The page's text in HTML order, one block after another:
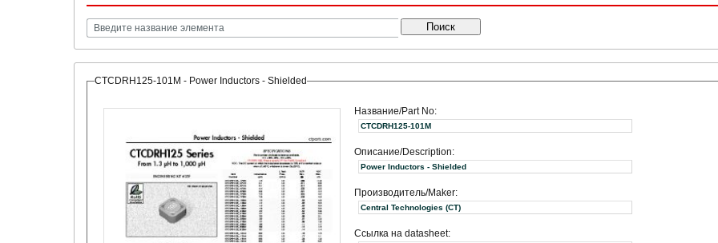
Поиск
CTCDRH125-101M - Power Inductors - Shielded
Название/Part No:
CTCDRH125-101M
Описание/Description:
Power Inductors - Shielded
Производитель/Maker:
Central Technologies (CT)
Ссылка на datasheet: